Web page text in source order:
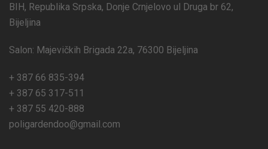
BIH, Republika Srpska, Donje Crnjelovo ul Druga br 62,
Bijeljina
Salon: Majevičkih Brigada 22a, 76300 Bijeljina
+ 387 66 835-394
+ 387 65 317-511
+ 387 55 420-888
poligardendoo@gmail.com